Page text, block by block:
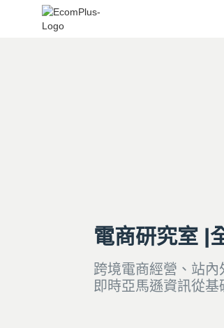
電商研究室 |
跨境電商經營、站
即時亞馬遜資訊從